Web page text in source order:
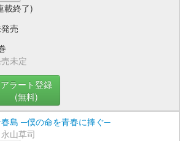
載終了)
売
未定
アラート登録
(無料)
島 ─僕の命を青春に捧ぐ─
永山草司